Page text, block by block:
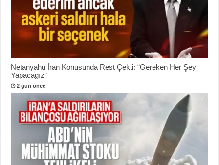
Netanyahu İran Konusunda Rest Çekti: “Gereken Her Şeyi
Yapacağız”
2 gün önce